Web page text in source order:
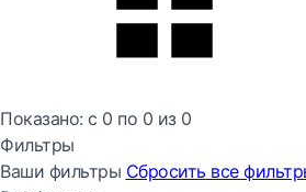
Показано: с 0 по 0 из 0
Фильтры
Ваши фильтры Сбросить все